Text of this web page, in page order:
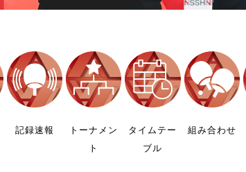
記録速報
トーナメン
ト
タイムテー
ブル
組み合わせ